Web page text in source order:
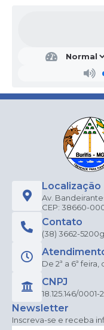
Localização
Av.
CEP: 38660-
Contato
(38) 3662-5200
De 2ª a 6ª feira,
CNPJ
18.125.146/0001-
Newsletter
Inscreva-se e receba